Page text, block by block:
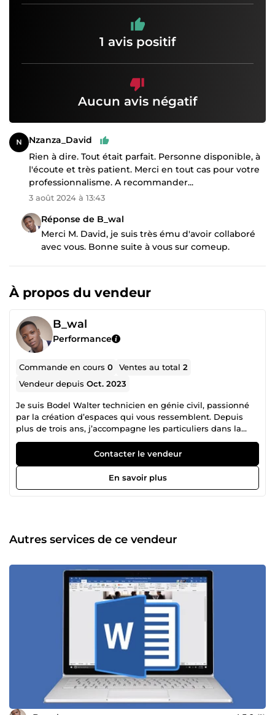
1 avis positif
Aucun avis négatif
Nzanza_David
Rien à dire. Tout était parfait. Personne disponible, à
l'écoute et très patient. Merci en tout cas pour votre
professionnalisme. A recommander...
3 août 2024 à 13:43
Réponse de B_wal
Merci M. David, je suis très ému d'avoir collaboré
avec vous. Bonne suite à vous sur comeup.
À propos du vendeur
B_wal
Performance
Commande en cours0 Ventes au total2
Vendeur depuisOct. 2023
Je suis Bodel Walter technicien en génie civil, passionné
par la création d’espaces qui vous ressemblent. Depuis
plus de trois ans, j’accompagne les particuliers dans la
réalisation de leurs projets, qu’il s’agisse de concevoir la
maison de leurs rêves, rénover un bien existant ou
optimiser un espace de vie. Mon métier va bien au-delà
des plans : je transforme vos idées, vos envies et votre
mode de vie en une réalité architecturale harmonieuse et
grande importance à l’écoute et au dialogue afin de cerner
précisément vos attentes, vos goûts et votre budget. En
humain, créatif et engagé, où chaque détail est pensé
pour que votre futur espace vous ressemble pleinement.
Faire appel à moi, c’est choisir un partenaire de confiance
qui vous simplifie chaque étape du projet : conception sur
mesure, démarches administratives, visualisations 3D
réalistes, suivi de chantier… Vous gagnez en tranquillité, en
clarté et en qualité de réalisation. De la vision à l’émotion,
l’architecture autrement. Voilà l’essence de mon métier :
concevoir des lieux uniques, porteurs de sens, pensés pour
vous et avec vous.
Contacter le vendeur
En savoir plus
Autres services de ce vendeur